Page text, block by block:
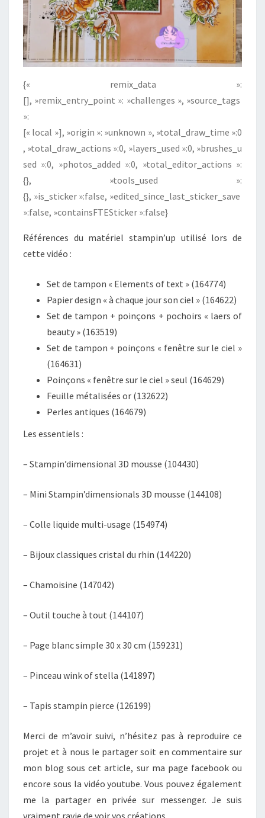
{« remix_data »:
[], »remix_entry_point »: »challenges », »source_tags
»:
[« local »], »origin »: »unknown », »total_draw_time »:0
, »total_draw_actions »:0, »layers_used »:0, »brushes_u
sed »:0, »photos_added »:0, »total_editor_actions »:
{}, »tools_used »:
{}, »is_sticker »:false, »edited_since_last_sticker_save
»:false, »containsFTESticker »:false}
Références du matériel stampin’up utilisé lors de
cette vidéo :
Set de tampon « Elements of text » (164774)
Papier design « à chaque jour son ciel » (164622)
Set de tampon + poinçons + pochoirs « laers of
beauty » (163519)
Set de tampon + poinçons « fenêtre sur le ciel »
(164631)
Poinçons « fenêtre sur le ciel » seul (164629)
Feuille métalisées or (132622)
Perles antiques (164679)
Les essentiels :
– Stampin’dimensional 3D mousse (104430)
– Mini Stampin’dimensionals 3D mousse (144108)
– Colle liquide multi-usage (154974)
– Bijoux classiques cristal du rhin (144220)
– Chamoisine (147042)
– Outil touche à tout (144107)
– Page blanc simple 30 x 30 cm (159231)
– Pinceau wink of stella (141897)
– Tapis stampin pierce (126199)
Merci de m’avoir suivi, n’hésitez pas à reproduire ce
projet et à nous le partager soit en commentaire sur
mon blog sous cet article, sur ma page facebook ou
encore sous la vidéo youtube. Vous pouvez également
me la partager en privée sur messenger. Je suis
vraiment ravie de voir vos créations.